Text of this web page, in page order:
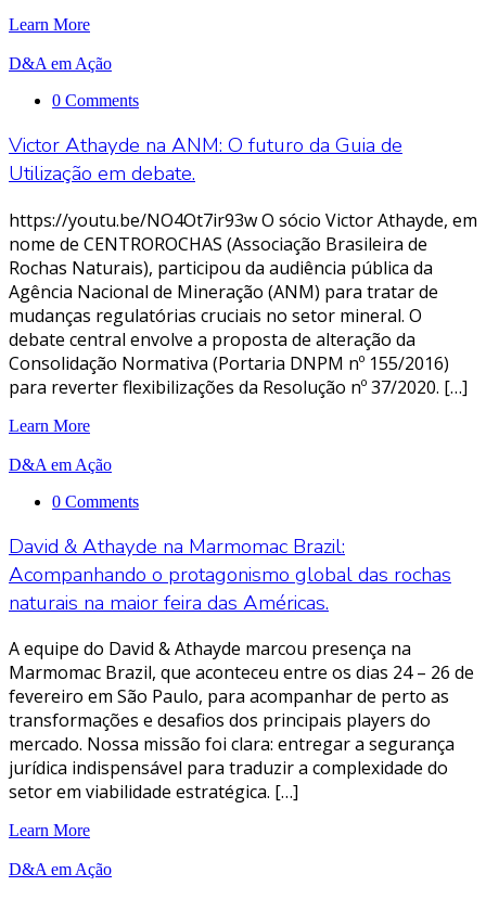
Learn More
D&A em Ação
0 Comments
Victor Athayde na ANM: O futuro da Guia de
Utilização em debate.
https://youtu.be/NO4Ot7ir93w O sócio Victor Athayde, em
nome de CENTROROCHAS (Associação Brasileira de
Rochas Naturais), participou da audiência pública da
Agência Nacional de Mineração (ANM) para tratar de
mudanças regulatórias cruciais no setor mineral. O
debate central envolve a proposta de alteração da
Consolidação Normativa (Portaria DNPM nº 155/2016)
para reverter flexibilizações da Resolução nº 37/2020. […]
Learn More
D&A em Ação
0 Comments
David & Athayde na Marmomac Brazil:
Acompanhando o protagonismo global das rochas
naturais na maior feira das Américas.
A equipe do David & Athayde marcou presença na
Marmomac Brazil, que aconteceu entre os dias 24 – 26 de
fevereiro em São Paulo, para acompanhar de perto as
transformações e desafios dos principais players do
mercado. Nossa missão foi clara: entregar a segurança
jurídica indispensável para traduzir a complexidade do
setor em viabilidade estratégica. […]
Learn More
D&A em Ação